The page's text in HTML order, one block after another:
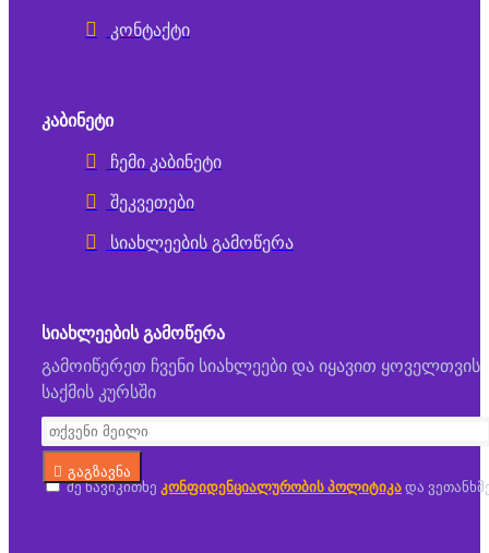
კონტაქტი
ᲙᲐᲑᲘᲜᲔᲢᲘ
ჩემი კაბინეტი
შეკვეთები
სიახლეების გამოწერა
ᲡᲘᲐᲮᲚᲔᲔᲑᲘᲡ ᲒᲐᲛᲝᲬᲔᲠᲐ
გამოიწერეთ ჩვენი სიახლეები და იყავით ყოველთვის
საქმის კურსში
გაგზავნა
მე წავიკითხე კონფიდენციალურობის პოლიტიკა და